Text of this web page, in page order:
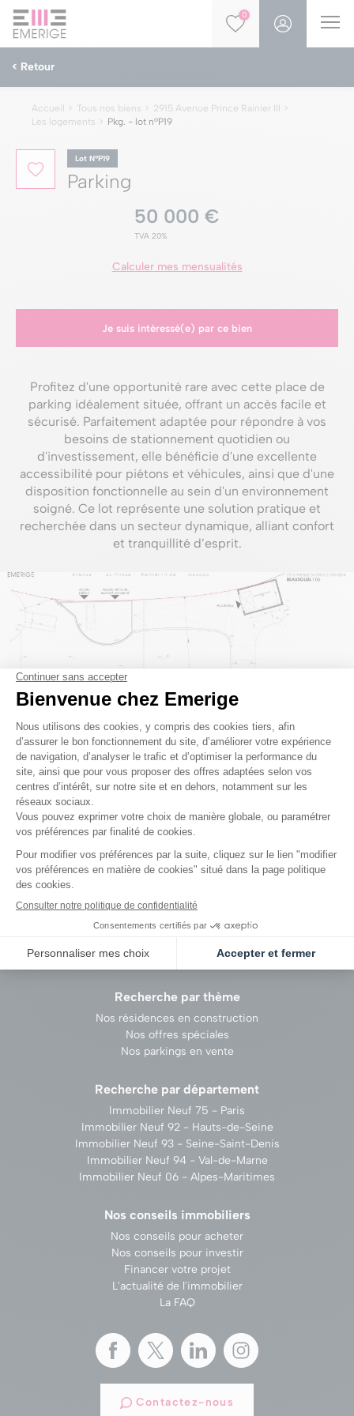
0
< Retour
Accueil Tous nos biens
2915 Avenue Prince Rainier III
Les logements
Pkg. - lot nºP19
Parking
Lot NºP19
50 000 €
TVA 20%
Calculer mes mensualités
Je suis intéressé(e) par ce bien
Profitez d'une opportunité rare avec cette place de
parking idéalement située, offrant un accès facile et
sécurisé. Parfaitement adaptée pour répondre à vos
besoins de stationnement quotidien ou
d'investissement, elle bénéficie d'une excellente
accessibilité pour piétons et véhicules, ainsi que d'une
disposition fonctionnelle au sein d'un environnement
soigné. Ce lot représente une solution pratique et
recherchée dans un secteur dynamique, alliant confort
et tranquillité d’esprit.
Emerige
Recrutement
Vendre un terrain
Politique des cookies
Recherche par thème
Nos résidences en construction
Nos offres spéciales
Nos parkings en vente
Recherche par département
Immobilier Neuf 75 - Paris
Immobilier Neuf 92 - Hauts-de-Seine
Immobilier Neuf 93 - Seine-Saint-Denis
Immobilier Neuf 94 - Val-de-Marne
Immobilier Neuf 06 - Alpes-Maritimes
Nos conseils immobiliers
Nos conseils pour acheter
Nos conseils pour investir
Financer votre projet
L'actualité de l'immobilier
La FAQ
Contactez-nous